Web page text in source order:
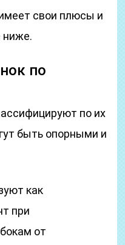
свои плюсы и
ниже.
по
по их
быть опорными и
как
при
от